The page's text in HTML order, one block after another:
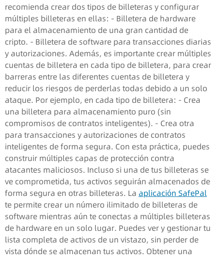
recomienda crear dos tipos de billeteras y configurar
múltiples billeteras en ellas: - Billetera de hardware
para el almacenamiento de una gran cantidad de
cripto. - Billetera de software para transacciones diarias
y autorizaciones. Además, es importante crear múltiples
cuentas de billetera en cada tipo de billetera, para crear
barreras entre las diferentes cuentas de billetera y
reducir los riesgos de perderlas todas debido a un solo
ataque. Por ejemplo, en cada tipo de billetera: - Crea
una billetera para almacenamiento puro (sin
compromisos de contratos inteligentes). - Crea otra
para transacciones y autorizaciones de contratos
inteligentes de forma segura. Con esta práctica, puedes
construir múltiples capas de protección contra
atacantes maliciosos. Incluso si una de tus billeteras se
ve comprometida, tus activos seguirán almacenados de
forma segura en otras billeteras. La aplicación SafePal
te permite crear un número ilimitado de billeteras de
software mientras aún te conectas a múltiples billeteras
de hardware en un solo lugar. Puedes ver y gestionar tu
lista completa de activos de un vistazo, sin perder de
vista dónde se almacenan tus activos. Obtener una